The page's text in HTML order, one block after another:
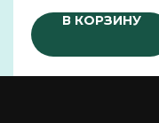
В КОРЗИНУ